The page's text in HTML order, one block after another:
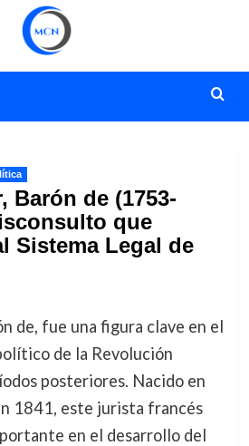
Barón de (1753-
que
Sistema Legal de
de, fue una figura clave en el
de la Revolución
posteriores. Nacido en
1841, este jurista francés
en el desarrollo del